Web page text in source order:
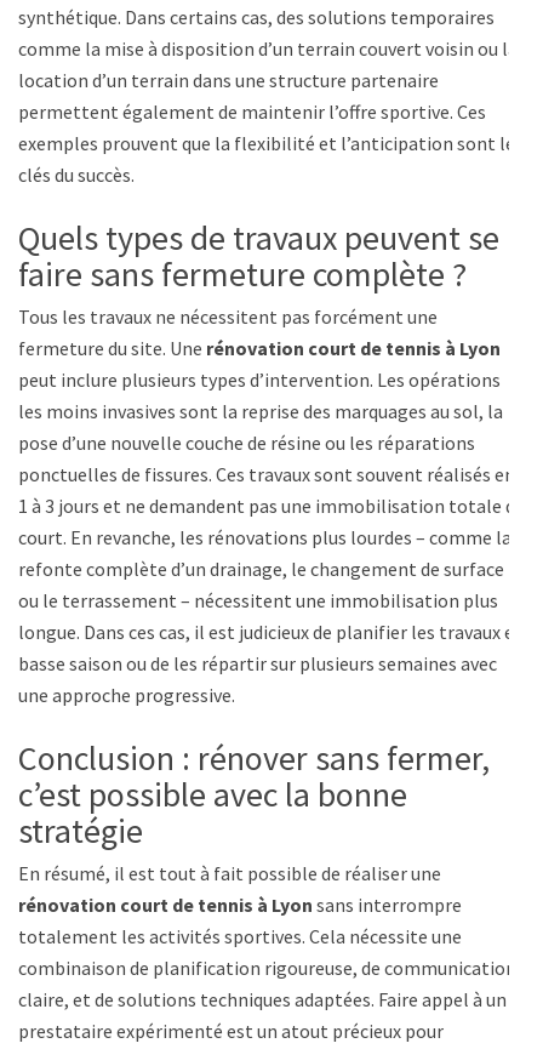
synthétique. Dans certains cas, des solutions temporaires
comme la mise à disposition d’un terrain couvert voisin ou la
location d’un terrain dans une structure partenaire
permettent également de maintenir l’offre sportive. Ces
exemples prouvent que la flexibilité et l’anticipation sont les
clés du succès.
Quels types de travaux peuvent se
faire sans fermeture complète ?
Tous les travaux ne nécessitent pas forcément une
fermeture du site. Une rénovation court de tennis à Lyon
peut inclure plusieurs types d’intervention. Les opérations
les moins invasives sont la reprise des marquages au sol, la
pose d’une nouvelle couche de résine ou les réparations
ponctuelles de fissures. Ces travaux sont souvent réalisés en
1 à 3 jours et ne demandent pas une immobilisation totale du
court. En revanche, les rénovations plus lourdes – comme la
refonte complète d’un drainage, le changement de surface
ou le terrassement – nécessitent une immobilisation plus
longue. Dans ces cas, il est judicieux de planifier les travaux en
basse saison ou de les répartir sur plusieurs semaines avec
une approche progressive.
Conclusion : rénover sans fermer,
c’est possible avec la bonne
stratégie
En résumé, il est tout à fait possible de réaliser une
rénovation court de tennis à Lyon sans interrompre
totalement les activités sportives. Cela nécessite une
combinaison de planification rigoureuse, de communication
claire, et de solutions techniques adaptées. Faire appel à un
prestataire expérimenté est un atout précieux pour